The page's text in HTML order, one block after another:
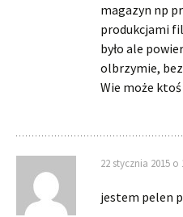
magazyn np
produkcjami
było ale
olbrzymie, bez
Wie może ktoś
22 stycznia 2015 o
jestem pelen